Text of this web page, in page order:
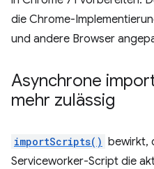
die Chrome-
und andere Browser
Asynchrone
mehr zulässig
importScripts() bewirkt,
Serviceworker-Script die